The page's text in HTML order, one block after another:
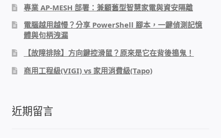
鎧鋒企業(KCA)智能監視系統
太陽能系統監視器
監視器 信和 TBC 固定IP
專業 AP-MESH 部署：兼顧舊型智慧家電與資安隔離
電腦越用越慢？分享 PowerShell 腳本，一鍵偵測記憶
體與句柄洩漏
【故障排除】方向鍵控滑鼠？原來是它在背後搗鬼！
商用工程級(VIGI) vs 家用消費級(Tapo)
近期留言